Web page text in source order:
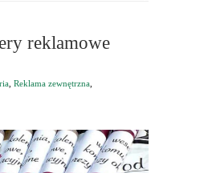
reklamowe
Reklama zewnętrzna